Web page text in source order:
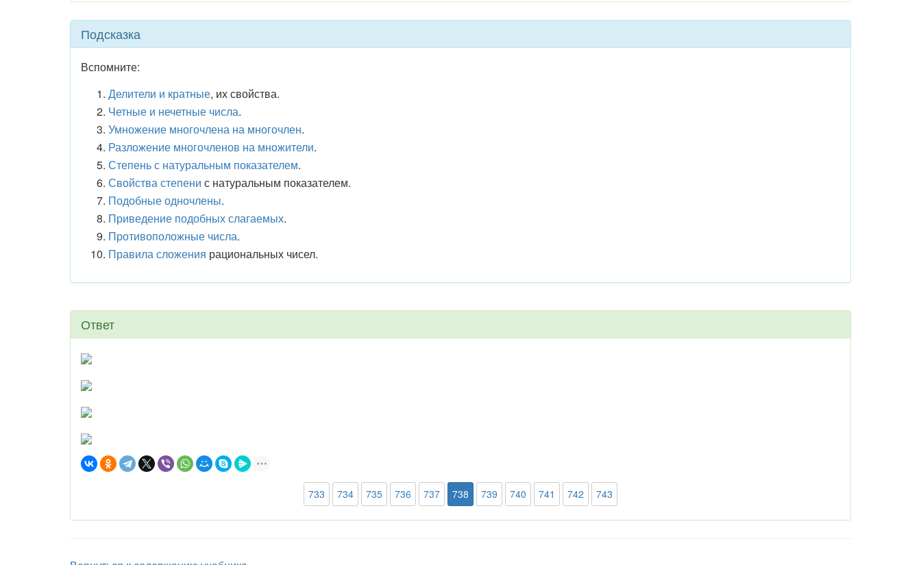
Подсказка
Вспомните:
Делители и кратные, их свойства.
Четные и нечетные числа.
Умножение многочлена на многочлен.
Разложение многочленов на множители.
Степень с натуральным показателем.
Свойства степени с натуральным показателем.
Подобные одночлены.
Приведение подобных слагаемых.
Противоположные числа.
Правила сложения рациональных чисел.
Ответ
733 734 735 736 737 738 739 740 741 742 743